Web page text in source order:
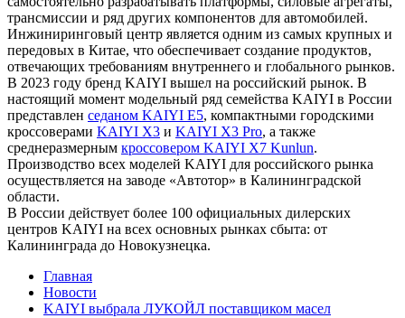
трансмиссии и ряд других компонентов для автомобилей.
Инжиниринговый центр является одним из самых крупных и
передовых в Китае, что обеспечивает создание продуктов,
отвечающих требованиям внутреннего и глобального рынков.
В 2023 году бренд KAIYI вышел на российский рынок. В
настоящий момент модельный ряд семейства KAIYI в России
представлен седаном KAIYI E5, компактными городскими
кроссоверами KAIYI Х3 и KAIYI X3 Pro, а также
среднеразмерным кроссовером KAIYI X7 Kunlun.
Производство всех моделей KAIYI для российского рынка
осуществляется на заводе «Автотор» в Калининградской
области.
В России действует более 100 официальных дилерских
центров KAIYI на всех основных рынках сбыта: от
Калининграда до Новокузнецка.
Главная
Новости
KAIYI выбрала ЛУКОЙЛ поставщиком масел